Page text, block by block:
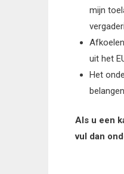
mijn
uit het
Het
Als u een
vul dan